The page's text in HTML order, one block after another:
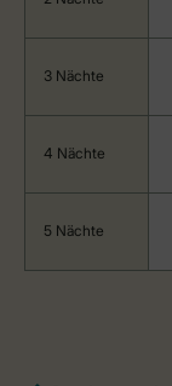
3 Nächte
4 Nächte
5 Nächte